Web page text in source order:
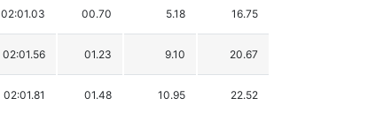
02:01.03 00.70 5.18 16.75
02:01.56 01.23 9.10 20.67
02:01.81 01.48 10.95 22.52